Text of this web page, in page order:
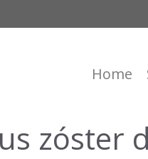
Home
zóster